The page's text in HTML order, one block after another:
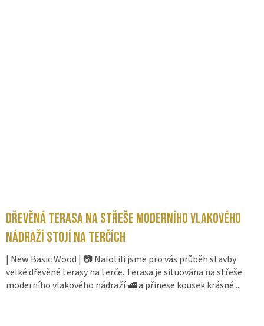
Dřevěná terasa na střeše moderního vlakového
nádraží stojí na terčích
| New Basic Wood | 📷 Nafotili jsme pro vás průběh stavby
velké dřevěné terasy na terče. Terasa je situována na střeše
moderního vlakového nádraží 🚅 a přinese kousek krásné...